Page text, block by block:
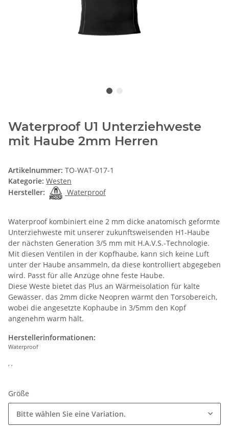
Waterproof U1 Unterziehweste
mit Haube 2mm Herren
Artikelnummer: TO-WAT-017-1
Kategorie: Westen
Hersteller:
Waterproof
Waterproof kombiniert eine 2 mm dicke anatomisch geformte
Unterziehweste mit unserer zukunftsweisenden H1-Haube
der nächsten Generation 3/5 mm mit H.A.V.S.-Technologie.
Mit diesen Ventilen in der Kopfhaube, kann sich keine Luft
unter der Haube ansammeln, da diese kontrolliert abgegeben
wird. Passt für alle Anzüge ohne feste Haube.
Diese Weste bietet das Plus an Wärmeisolation für kalte
Gewässer. das 2mm dicke Neopren wärmt den Torsobereich,
wobei die angesetzte Kophaube in 3/5mm den Kopf
angenehm warm hält.
Herstellerinformationen:
Waterproof
, ,
Größe
Bitte wählen Sie eine Variation.